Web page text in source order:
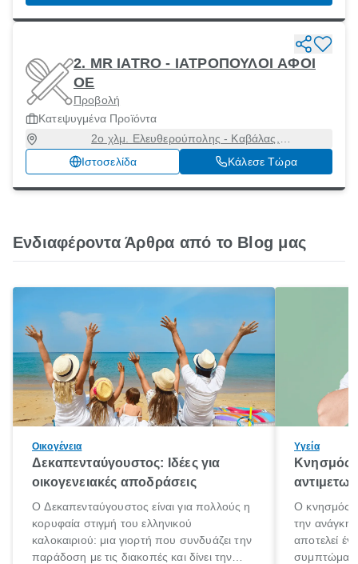
2. MR IATRO - ΙΑΤΡΟΠΟΥΛΟΙ ΑΦΟΙ
ΟΕ
Προβολή
Κατεψυγμένα Προϊόντα
2ο χλμ. Ελευθερούπολης - Καβάλας,
ΕΛΕΥΘΕΡΟΥΠΟΛΗ, Ελευθερούπολη, Καβάλα, 64100
Ιστοσελίδα Κάλεσε Τώρα
Ενδιαφέροντα Άρθρα από το Blog μας
Οικογένεια
Δεκαπενταύγουστος: Ιδέες για
οικογενειακές αποδράσεις
Ο Δεκαπενταύγουστος είναι για πολλούς η
κορυφαία στιγμή του ελληνικού
καλοκαιριού: μια γιορτή που συνδυάζει την
παράδοση με τις διακοπές και δίνει την
Υγεία
Κνησμός:
Ο κνησμός
την ανάγκη
αποτελεί